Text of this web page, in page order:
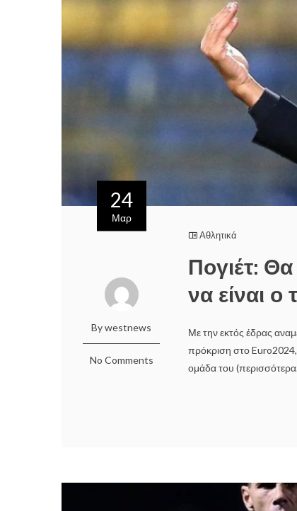
24
Μαρ
By westnews
No Comments
Αθλητικά
Πογιέτ:
να είναι ο
Με την εκτός έδρας
πρόκριση στο
ομάδα του